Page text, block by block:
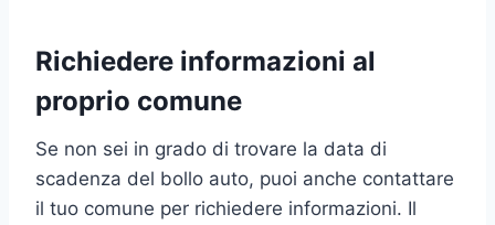
Richiedere informazioni al
proprio comune
Se non sei in grado di trovare la data di
scadenza del bollo auto, puoi anche contattare
il tuo comune per richiedere informazioni. Il